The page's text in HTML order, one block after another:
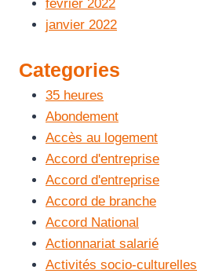
février 2022
janvier 2022
Categories
35 heures
Abondement
Accès au logement
Accord d'entreprise
Accord d'entreprise
Accord de branche
Accord National
Actionnariat salarié
Activités socio-culturelles